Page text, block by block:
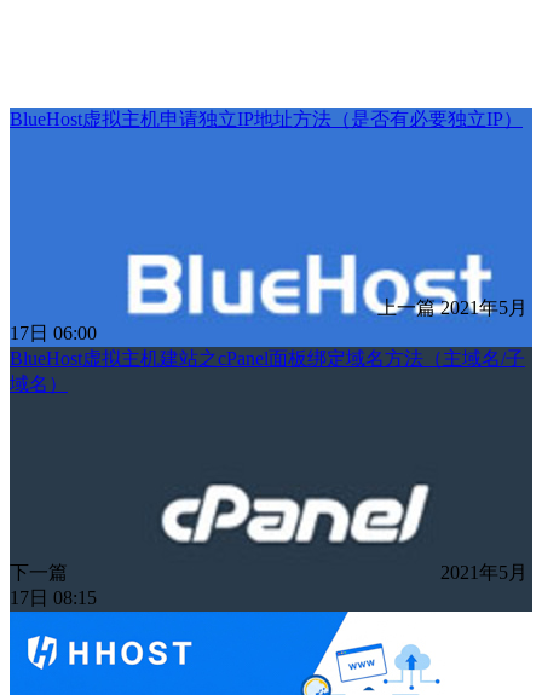
BlueHost虚拟主机申请独立IP地址方法（是否有必要独立IP）
上一篇 2021年5月
17日 06:00
BlueHost虚拟主机建站之cPanel面板绑定域名方法（主域名/子
域名）
下一篇
2021年5月
17日 08:15